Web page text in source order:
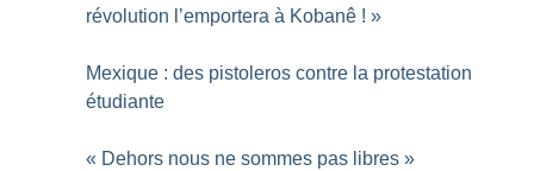
révolution l’emportera à Kobanê ! »
Mexique : des pistoleros contre la protestation
étudiante
« Dehors nous ne sommes pas libres »